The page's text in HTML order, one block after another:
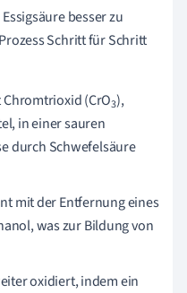
besser zu
Schritt für Schritt
(CrO3),
in einer sauren
durch Schwefelsäure
mit der Entfernung eines
was zur Bildung von
oxidiert, indem ein